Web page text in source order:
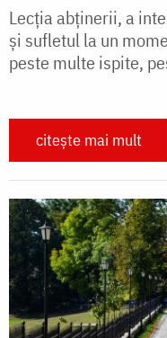
Lecția abținerii, a
și sufletul la un
peste multe ispite,
citește mai mult